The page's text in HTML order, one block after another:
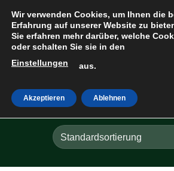
Inhalt
springen
HOME
FILTER
Wir verwenden Cookies, um Ihnen die
Erfahrung auf unserer Website zu
Sie erfahren mehr darüber, welche
oder schalten Sie sie in den
Einstellungen
aus.
Akzeptieren Ablehnen